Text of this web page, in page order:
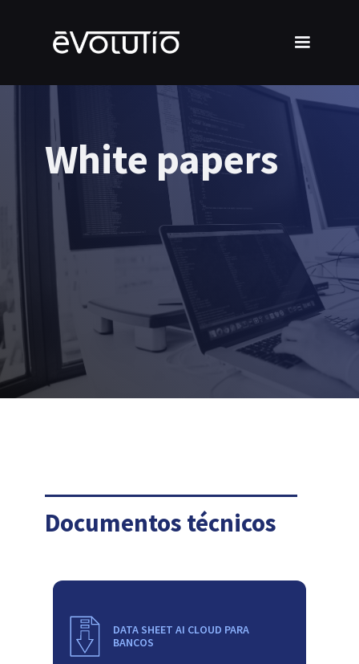
White papers
Documentos técnicos
DATA SHEET AI CLOUD PARA
BANCOS